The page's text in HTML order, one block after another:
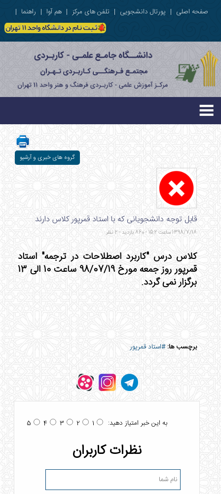
صفحه اصلی | پورتال دانشجویی | تلفن های مرکز | هم آوا | راهنما |
گروه های خبری و آرشیو
قابل توجه دانشجویانی که با استاد قمرپور کلاس دارند
1398/7/18 ساعت 15:2 - 860 بازدید - 2 نظر
کلاس درس "کاربرد اصطلاحات در ترجمه" استاد
قمرپور روز جمعه مورخ 98/07/19 ساعت 10 الی 13
برگزار نمی گردد.
برچسب ها:#استاد قمرپور
به این خبر امتیاز دهید: 1
2
3
4
5
نظرات کاربران